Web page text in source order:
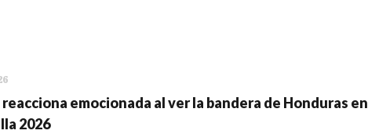
reacciona emocionada al ver la bandera de Honduras en
2026